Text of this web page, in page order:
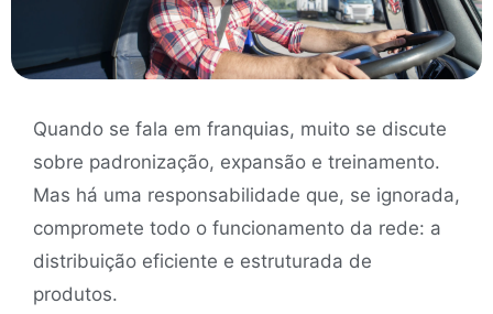
Quando se fala em franquias, muito se discute
sobre padronização, expansão e treinamento.
Mas há uma responsabilidade que, se ignorada,
compromete todo o funcionamento da rede: a
distribuição eficiente e estruturada de
produtos.